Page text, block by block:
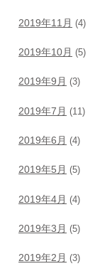
2019年11月 (4)
2019年10月 (5)
2019年9月 (3)
2019年7月 (11)
2019年6月 (4)
2019年5月 (5)
2019年4月 (4)
2019年3月 (5)
2019年2月 (3)